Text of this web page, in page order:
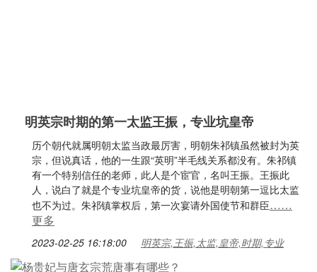
明英宗时期的第一太监王振，专业坑皇帝
历个朝代就属明朝太监当政最厉害，明朝朱祁镇虽然被封为英
宗，但说真话，他的一生跟“英明”半毛线关系都没有。朱祁镇
有一个特别信任的老师，此人是个宦官，名叫王振。王振此
人，说白了就是个专业坑皇帝的货，说他是明朝第一逗比太监
也不为过。朱祁镇掌权后，第一次宴请外国使节和群臣……
更多
2023-02-25 16:18:00 明英宗,王振,太监,皇帝,时期,专业